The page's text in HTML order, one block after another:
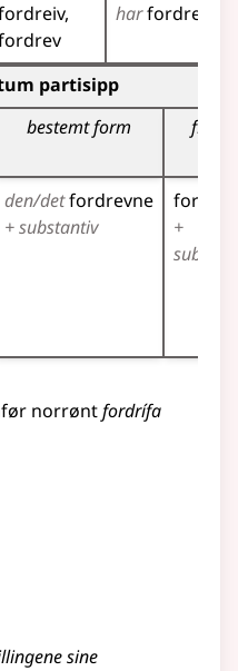
harfordrevet
(partisippformer)
partisipp
bestemt form
den/detfordrevne
+ substantiv
+
norrøntfordrífa
sine